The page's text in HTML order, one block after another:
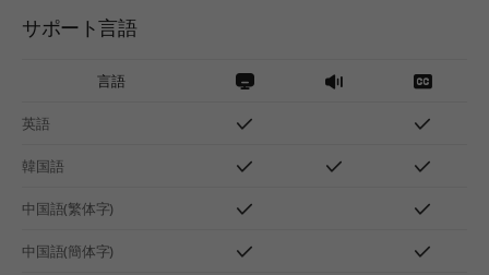
サポート言語
言語
英語
韓国語
中国語(繁体字)
中国語(簡体字)